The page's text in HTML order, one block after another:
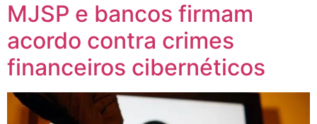
MJSP e bancos firmam
acordo contra crimes
financeiros cibernéticos